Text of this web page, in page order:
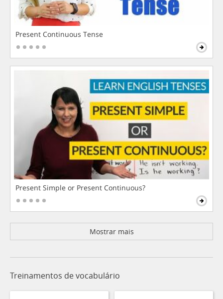
Present Continuous Tense
Present Simple or Present Continuous?
Mostrar mais
Treinamentos de vocabulário